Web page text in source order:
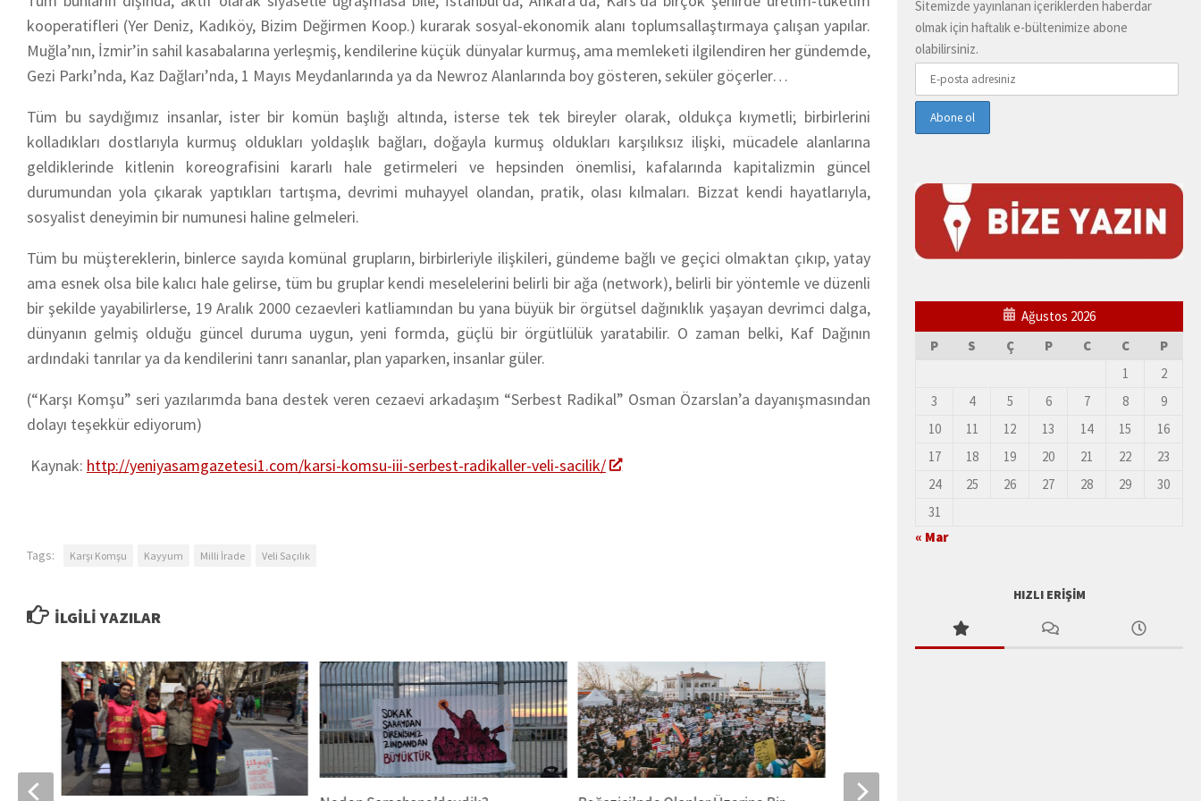
kooperatifleri (Yer Deniz, Kadıköy, Bizim Değirmen Koop.) kurarak sosyal-ekonomik alanı toplumsallaştırmaya çalışan yapılar.
Muğla’nın, İzmir’in sahil kasabalarına yerleşmiş, kendilerine küçük dünyalar kurmuş, ama memleketi ilgilendiren her gündemde,
Gezi Parkı’nda, Kaz Dağları’nda, 1 Mayıs Meydanlarında ya da Newroz Alanlarında boy gösteren, seküler göçerler…
Tüm bu saydığımız insanlar, ister bir komün başlığı altında, isterse tek tek bireyler olarak, oldukça kıymetli; birbirlerini
kolladıkları dostlarıyla kurmuş oldukları yoldaşlık bağları, doğayla kurmuş oldukları karşılıksız ilişki, mücadele alanlarına
geldiklerinde kitlenin koreografisini kararlı hale getirmeleri ve hepsinden önemlisi, kafalarında kapitalizmin güncel
durumundan yola çıkarak yaptıkları tartışma, devrimi muhayyel olandan, pratik, olası kılmaları. Bizzat kendi hayatlarıyla,
sosyalist deneyimin bir numunesi haline gelmeleri.
Tüm bu müştereklerin, binlerce sayıda komünal grupların, birbirleriyle ilişkileri, gündeme bağlı ve geçici olmaktan çıkıp, yatay
ama esnek olsa bile kalıcı hale gelirse, tüm bu gruplar kendi meselelerini belirli bir ağa (network), belirli bir yöntemle ve düzenli
bir şekilde yayabilirlerse, 19 Aralık 2000 cezaevleri katliamından bu yana büyük bir örgütsel dağınıklık yaşayan devrimci dalga,
dünyanın gelmiş olduğu güncel duruma uygun, yeni formda, güçlü bir örgütlülük yaratabilir. O zaman belki, Kaf Dağının
ardındaki tanrılar ya da kendilerini tanrı sananlar, plan yaparken, insanlar güler.
(“Karşı Komşu” seri yazılarımda bana destek veren cezaevi arkadaşım “Serbest Radikal” Osman Özarslan’a dayanışmasından
dolayı teşekkür ediyorum)
Kaynak: http://yeniyasamgazetesi1.com/karsi-komsu-iii-serbest-radikaller-veli-sacilik/
Tags: Karşı Komşu Kayyum Milli İrade Veli Saçılık
İLGILI YAZILAR
Sitemizde yayınlanan içeriklerden haberdar
olmak için haftalık e-bültenimize abone
olabilirsiniz.
Ağustos 2026
P
S Ç P C C
P
1
2
3
4 5 6 7 8
9
10
11 12 13 14 15
16
17
18 19 20 21 22
23
24
25 26 27 28 29
30
31
« Mar
HIZLI ERIŞIM